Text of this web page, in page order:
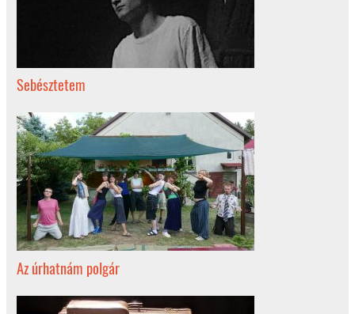
Sebésztetem
Az úrhatnám polgár